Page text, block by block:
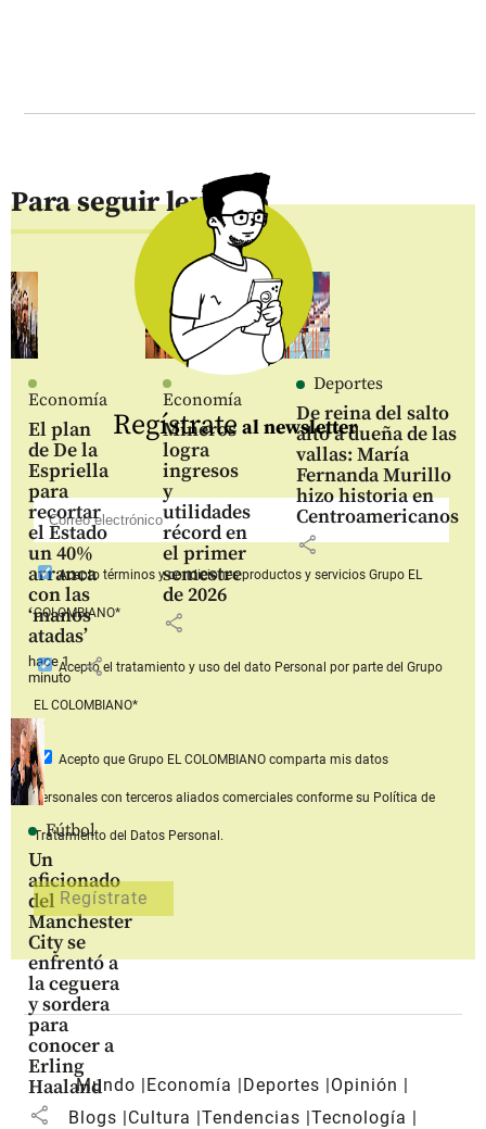
Para seguir leyendo
Economía
El plan
de De la
Espriella
para
recortar
el Estado
un 40%
arranca
con las
‘manos
atadas’
hace 1
minuto
share
Economía
Mineros
logra
ingresos
y
utilidades
récord en
el primer
semestre
de 2026
share
Deportes
De reina del salto
alto a dueña de las
vallas: María
Fernanda Murillo
hizo historia en
Centroamericanos
share
Fútbol
Un
aficionado
del
Manchester
City se
enfrentó a
la ceguera
y sordera
para
conocer a
Erling
Haaland
share
Regístrate al newsletter
Aceptotérminos y condiciones productos y serviciosGrupo EL
COLOMBIANO*
Aceptoel tratamiento y uso del dato Personal por parte del Grupo
EL COLOMBIANO*
Acepto que Grupo EL COLOMBIANOcomparta mis datos
personales con terceros aliados comerciales conforme su Política de
Tratamiento del Datos Personal.
Mundo Economía Deportes
Opinión
Blogs
Cultura Tendencias Tecnología